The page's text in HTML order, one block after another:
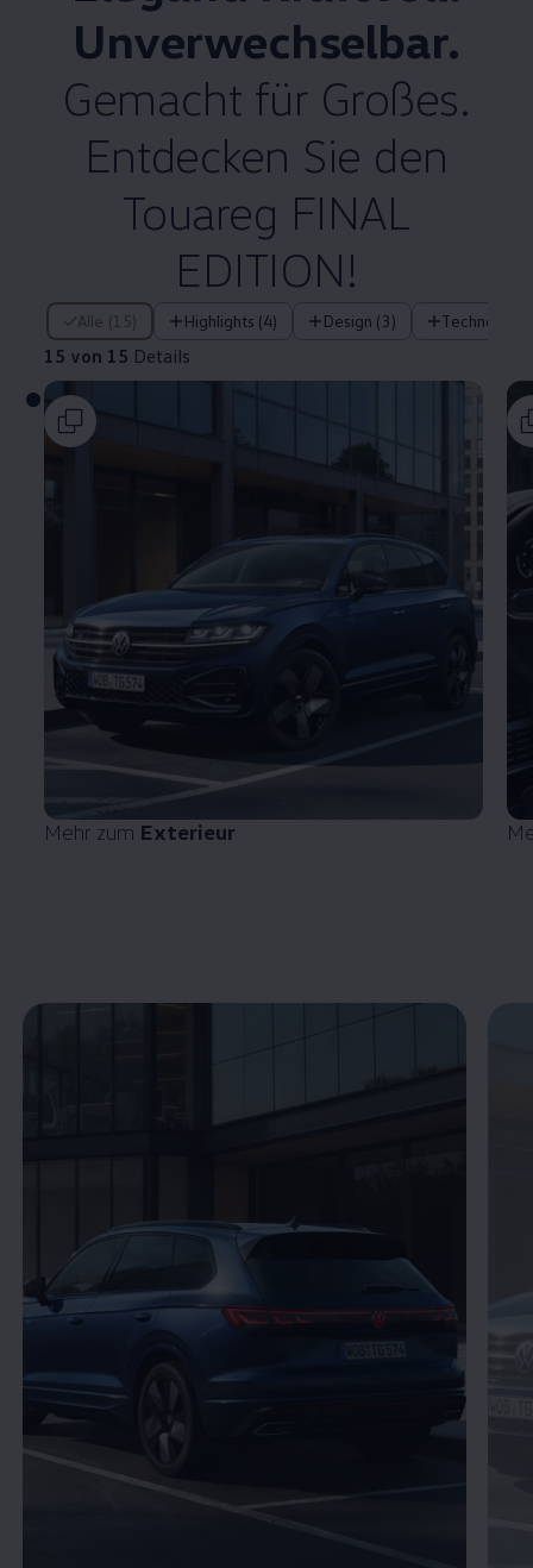
Unverwechselbar.
Gemacht für Großes.
Entdecken Sie den
Touareg FINAL
EDITION!
Alle (15) Highlights (4) Design (3)
15 von 15 Details
15 von 15 Details
Mehr zum Exterieur
Enable fullscreen mode